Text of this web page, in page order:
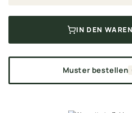
IN DEN
Muster bestellen